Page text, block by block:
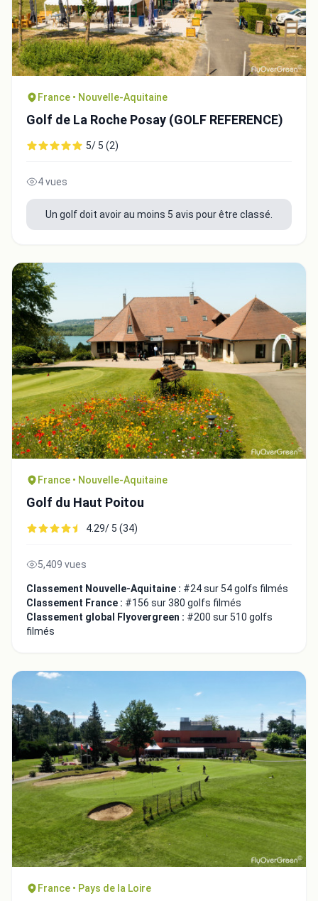
France • Nouvelle-Aquitaine
Golf de La Roche Posay (GOLF REFERENCE)
5/ 5 (2)
4 vues
Un golf doit avoir au moins 5 avis pour être classé.
France • Nouvelle-Aquitaine
Golf du Haut Poitou
4.29/ 5 (34)
5,409 vues
Classement Nouvelle-Aquitaine : #24 sur 54 golfs filmés
Classement France : #156 sur 380 golfs filmés
Classement global Flyovergreen : #200 sur 510 golfs
filmés
France • Pays de la Loire